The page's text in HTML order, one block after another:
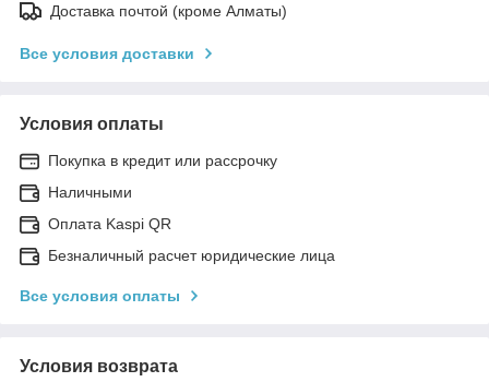
Доставка почтой (кроме Алматы)
Все условия доставки
Условия оплаты
Покупка в кредит или рассрочку
Наличными
Оплата Kaspi QR
Безналичный расчет юридические лица
Все условия оплаты
Условия возврата